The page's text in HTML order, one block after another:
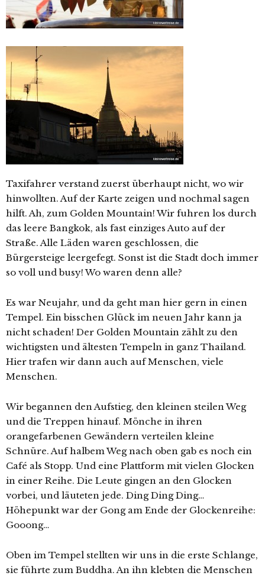
Taxifahrer verstand zuerst überhaupt nicht, wo wir
hinwollten. Auf der Karte zeigen und nochmal sagen
hilft. Ah, zum Golden Mountain! Wir fuhren los durch
das leere Bangkok, als fast einziges Auto auf der
Straße. Alle Läden waren geschlossen, die
Bürgersteige leergefegt. Sonst ist die Stadt doch immer
so voll und busy! Wo waren denn alle?
Es war Neujahr, und da geht man hier gern in einen
Tempel. Ein bisschen Glück im neuen Jahr kann ja
nicht schaden! Der Golden Mountain zählt zu den
wichtigsten und ältesten Tempeln in ganz Thailand.
Hier trafen wir dann auch auf Menschen, viele
Menschen.
Wir begannen den Aufstieg, den kleinen steilen Weg
und die Treppen hinauf. Mönche in ihren
orangefarbenen Gewändern verteilen kleine
Schnüre. Auf halbem Weg nach oben gab es noch ein
Café als Stopp. Und eine Plattform mit vielen Glocken
in einer Reihe. Die Leute gingen an den Glocken
vorbei, und läuteten jede. Ding Ding Ding…
Höhepunkt war der Gong am Ende der Glockenreihe:
Gooong…
Oben im Tempel stellten wir uns in die erste Schlange,
sie führte zum Buddha. An ihn klebten die Menschen